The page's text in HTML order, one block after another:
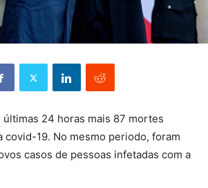
últimas 24 horas mais 87 mortes
covid-19. No mesmo periodo, foram
casos de pessoas infetadas com a